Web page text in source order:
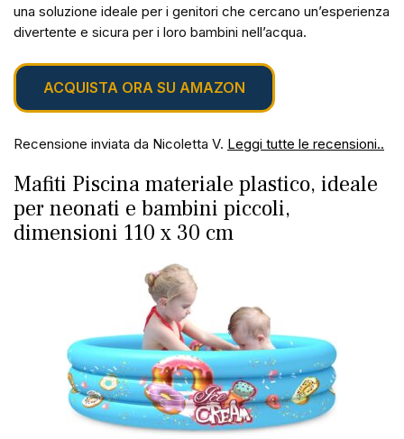
una soluzione ideale per i genitori che cercano un’esperienza
divertente e sicura per i loro bambini nell’acqua.
ACQUISTA ORA SU AMAZON
Recensione inviata da Nicoletta V. Leggi tutte le recensioni..
Mafiti Piscina materiale plastico, ideale
per neonati e bambini piccoli,
dimensioni 110 x 30 cm